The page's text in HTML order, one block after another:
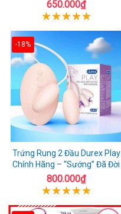
650.000₫
-18%
Trứng Rung 2 Đầu Durex Play
Chính Hãng – “Sướng” Đã Đời
800.000₫